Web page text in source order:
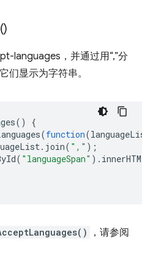
)
languages，并通过用“,”分
们显示为字符串。
()
{
(function(
. join( "," );
( "languageSpan" ).
，请参阅